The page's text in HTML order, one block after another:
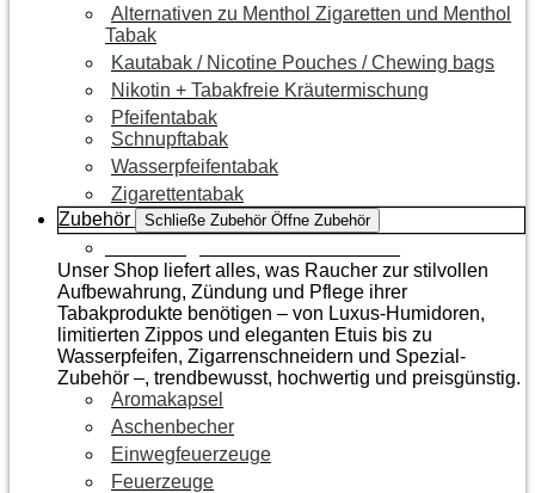
Alternativen zu Menthol Zigaretten und Menthol
Tabak
Kautabak / Nicotine Pouches / Chewing bags
Nikotin + Tabakfreie Kräutermischung
Pfeifentabak
Schnupftabak
Wasserpfeifentabak
Zigarettentabak
Zubehör
Schließe Zubehör Öffne Zubehör
Unser Shop liefert alles, was Raucher zur stilvollen
Aufbewahrung, Zündung und Pflege ihrer
Tabakprodukte benötigen – von Luxus-Humidoren,
limitierten Zippos und eleganten Etuis bis zu
Wasserpfeifen, Zigarrenschneidern und Spezial-
Zubehör –, trendbewusst, hochwertig und preisgünstig.
Aromakapsel
Aschenbecher
Einwegfeuerzeuge
Feuerzeuge